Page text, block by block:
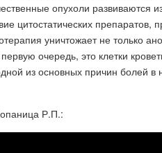
опухоли развиваются
цитостатических препаратов,
уничтожает не только
очередь, это клетки
из основных причин болей в
Р.П.: